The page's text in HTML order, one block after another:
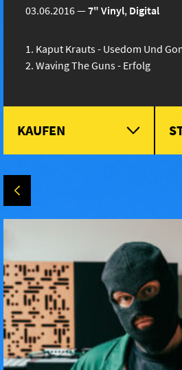
03.06.2016—7" Vinyl, Digital
Kaput Krauts - Usedom Und
Waving The Guns - Erfolg
KAUFEN